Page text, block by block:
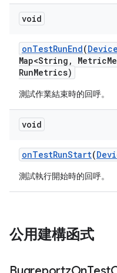
void
onTestRunEnd(Device
Map<String , Metric
RunMetrics)
測試作業結束時的回呼。
void
onTestRunStart(
測試執行開始時的回呼。
公用建構函式